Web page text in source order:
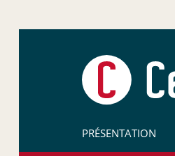
PRÉSENTATION